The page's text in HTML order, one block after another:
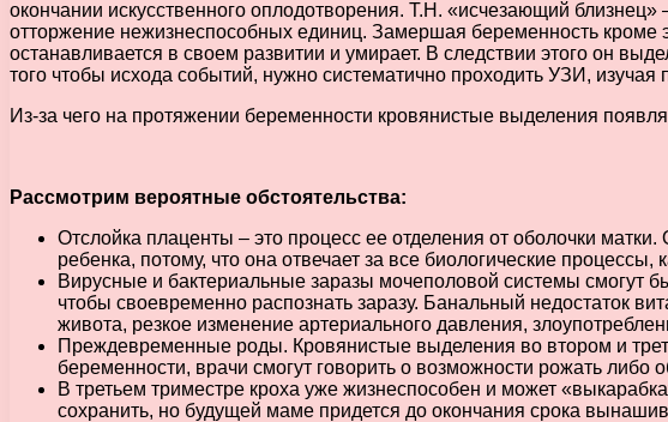
окончании искусственного оплодотворения. Т.Н. «исчезающий
отторжение нежизнеспособных единиц. Замершая беременность кроме
останавливается в своем развитии и умирает. В следствии этого он
того чтобы исхода событий, нужно систематично проходить УЗИ,
Из-за чего на протяжении беременности кровянистые выделения
Рассмотрим вероятные обстоятельства:
Отслойка плаценты – это процесс ее отделения от оболочки
ребенка, потому, что она отвечает за все биологические
Вирусные и бактериальные заразы мочеполовой системы смогут
чтобы своевременно распознать заразу. Банальный недостаток
живота, резкое изменение артериального давления,
Преждевременные роды. Кровянистые выделения во втором и
беременности, врачи смогут говорить о возможности рожать либо
В третьем триместре кроха уже жизнеспособен и может
сохранить, но будущей маме придется до окончания срока